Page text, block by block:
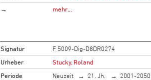
→
mehr…
Signatur
F 5009-Dig-D8DR0274
Urheber
Stucky, Roland
Periode
Neuzeit 21. Jh. 2001-2050